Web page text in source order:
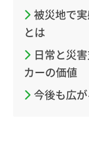
被災地で
とは
日常と災
カーの価値
今後も広